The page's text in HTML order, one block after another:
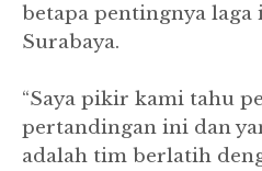
betapa pentingnya laga
Surabaya.
“Saya pikir kami tahu
pertandingan ini dan
adalah tim berlatih